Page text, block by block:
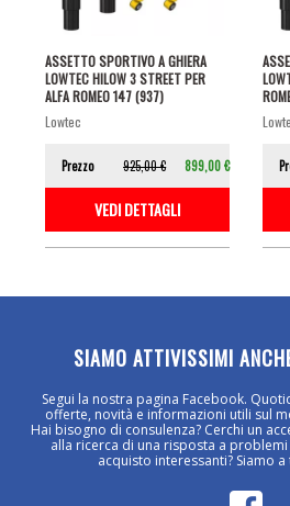
ASSETTO SPORTIVO A GHIERA
LOWTEC HILOW 3 STREET PER
ALFA ROMEO 147 (937)
lowtec
Prezzo 925,00 € 899,00 €
VEDI DETTAGLI
SIAMO ATTIVISSIMI
Segui la nostra pagina Facebook.
offerte, novità e informazioni utili sul
Hai bisogno di consulenza? Cerchi un
alla ricerca di una risposta a
acquisto interessanti? Siamo